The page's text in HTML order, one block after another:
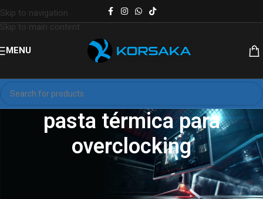
Skip to navigation
Skip to main content
MENU
pasta térmica para
overclocking
Productos etiquetados “pasta térmica para overclocking”